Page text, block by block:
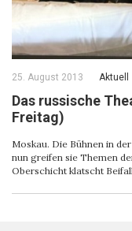
25. August 2013 Aktuell
Das russische
Freitag)
Moskau. Die Bühnen in
nun greifen sie Themen
Oberschicht klatscht Beifall